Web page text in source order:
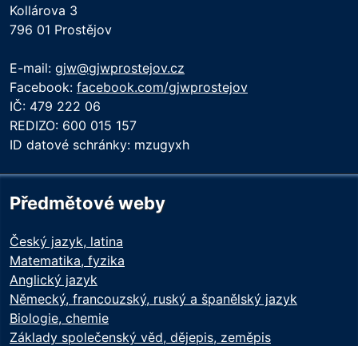
Kollárova 3
796 01 Prostějov
E-mail: gjw@gjwprostejov.cz
Facebook: facebook.com/gjwprostejov
IČ: 479 222 06
REDIZO: 600 015 157
ID datové schránky: mzugyxh
Předmětové weby
Český jazyk, latina
Matematika, fyzika
Anglický jazyk
Německý, francouzský, ruský a španělský jazyk
Biologie, chemie
Základy společenský věd, dějepis, zeměpis